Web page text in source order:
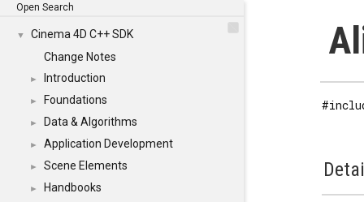
Open Search
▼
Cinema 4D C++ SDK
Change Notes
► Introduction
► Foundations
► Data & Algorithms
► Application Development
► Scene Elements
► Handbooks